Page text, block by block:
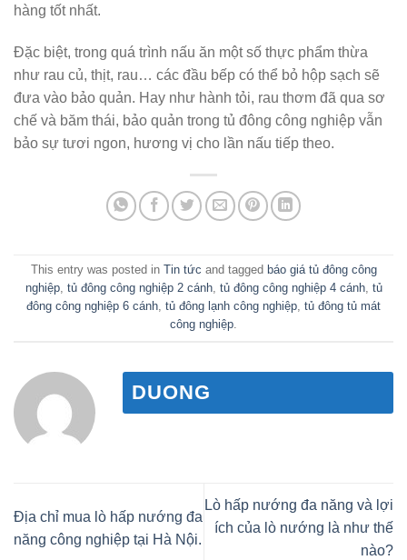
hàng tốt nhất.
Đặc biệt, trong quá trình nấu ăn một số thực phẩm thừa
như rau củ, thịt, rau… các đầu bếp có thể bỏ hộp sạch sẽ
đưa vào bảo quản. Hay như hành tỏi, rau thơm đã qua sơ
chế và băm thái, bảo quản trong tủ đông công nghiệp vẫn
bảo sự tươi ngon, hương vị cho lần nấu tiếp theo.
This entry was posted in Tin tức and tagged báo giá tủ đông công
nghiệp, tủ đông công nghiệp 2 cánh, tủ đông công nghiệp 4 cánh, tủ
đông công nghiệp 6 cánh, tủ đông lạnh công nghiệp, tủ đông tủ mát
công nghiệp.
DUONG
Địa chỉ mua lò hấp nướng đa
năng công nghiệp tại Hà Nội.
Lò hấp nướng đa năng và lợi
ích của lò nướng là như thế
nào?